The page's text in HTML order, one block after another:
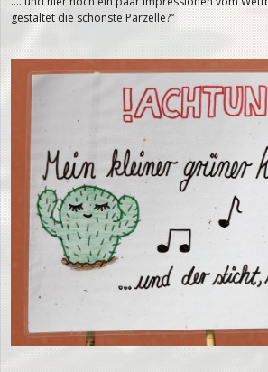
gestaltet die schönste Parzelle?“